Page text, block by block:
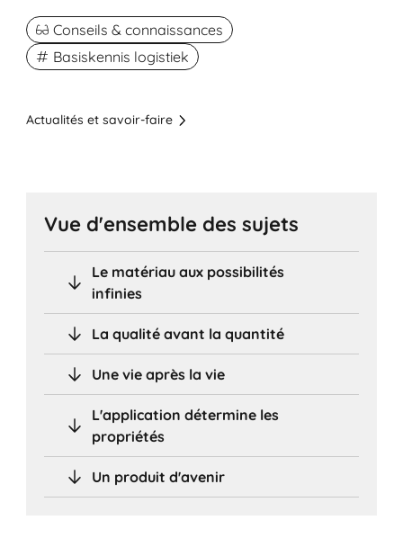
Conseils & connaissances
Basiskennis logistiek
Actualités et savoir-faire
Vue d'ensemble des sujets
Le matériau aux possibilités
infinies
La qualité avant la quantité
Une vie après la vie
L'application détermine les
propriétés
Un produit d'avenir